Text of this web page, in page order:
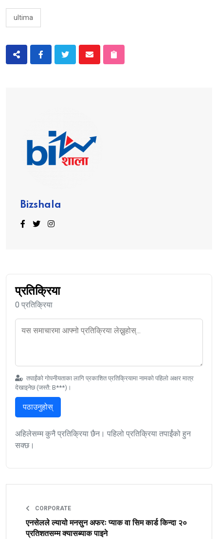
ultima
Bizshala
प्रतिक्रिया
0 प्रतिक्रिया
तपाईंको गोपनीयताका लागि प्रकाशित प्रतिक्रियामा नामको पहिलो अक्षर मात्र
देखाइनेछ (जस्तै: B***)।
पठाउनुहोस्
अहिलेसम्म कुनै प्रतिक्रिया छैन। पहिलो प्रतिक्रिया तपाईंको हुन
सक्छ।
CORPORATE
एनसेलले ल्यायो मनसुन अफरः प्याक वा सिम कार्ड किन्दा २०
प्रतिशतसम्म क्यासब्याक पाइने